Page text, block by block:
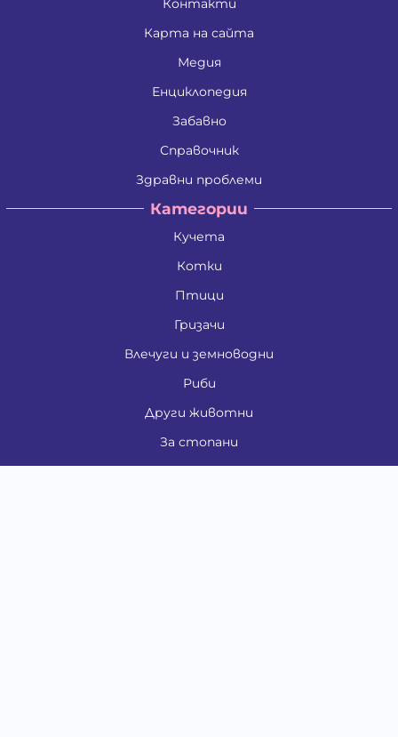
Контакти
Карта на сайта
Медия
Енциклопедия
Забавно
Справочник
Здравни проблеми
Категории
Кучета
Котки
Птици
Гризачи
Влечуги и земноводни
Риби
Други животни
За стопани